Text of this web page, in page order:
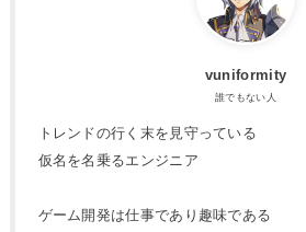
vuniformity
誰でもない人
トレンドの行く末を見守っている
仮名を名乗るエンジニア
ゲーム開発は仕事であり趣味である